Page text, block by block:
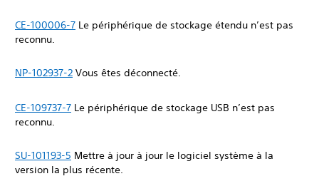
CE-100006-7 Le périphérique de stockage étendu n’est pas
reconnu.
NP-102937-2 Vous êtes déconnecté.
CE-109737-7 Le périphérique de stockage USB n’est pas
reconnu.
SU-101193-5 Mettre à jour à jour le logiciel système à la
version la plus récente.